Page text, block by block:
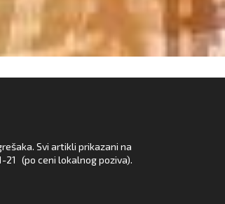
Svi artikli prikazani na
21 (po ceni lokalnog poziva).